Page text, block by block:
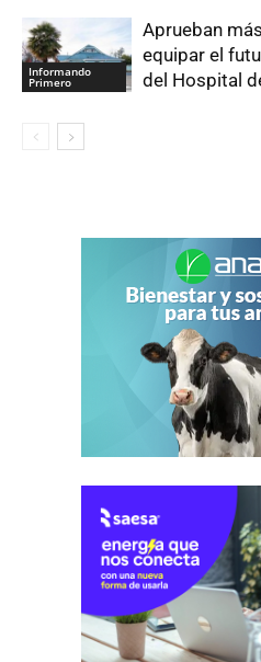
Informando
Primero
Aprueban
equipar el
del Hospital